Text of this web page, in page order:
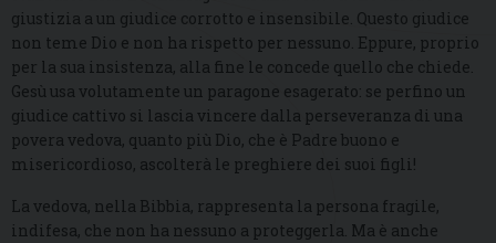
giustizia a un giudice corrotto e insensibile. Questo giudice
non teme Dio e non ha rispetto per nessuno. Eppure, proprio
per la sua insistenza, alla fine le concede quello che chiede.
Gesù usa volutamente un paragone esagerato: se perfino un
giudice cattivo si lascia vincere dalla perseveranza di una
povera vedova, quanto più Dio, che è Padre buono e
misericordioso, ascolterà le preghiere dei suoi figli!
La vedova, nella Bibbia, rappresenta la persona fragile,
indifesa, che non ha nessuno a proteggerla. Ma è anche